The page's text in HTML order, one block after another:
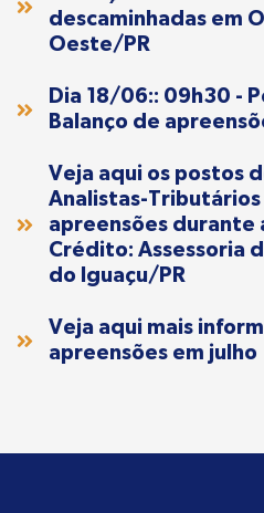
descaminhadas em
Oeste/PR
Dia 18/06:: 09h30 -
Balanço de
Veja aqui os postos
Analistas-
apreensões durante
Crédito: Assessoria
do Iguaçu/PR
Veja aqui mais
apreensões em julho